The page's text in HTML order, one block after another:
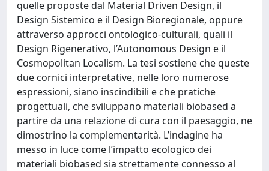
quelle proposte dal Material Driven Design, il
Design Sistemico e il Design Bioregionale, oppure
attraverso approcci ontologico-culturali, quali il
Design Rigenerativo, l’Autonomous Design e il
Cosmopolitan Localism. La tesi sostiene che queste
due cornici interpretative, nelle loro numerose
espressioni, siano inscindibili e che pratiche
progettuali, che sviluppano materiali biobased a
partire da una relazione di cura con il paesaggio, ne
dimostrino la complementarità. L’indagine ha
messo in luce come l’impatto ecologico dei
materiali biobased sia strettamente connesso al